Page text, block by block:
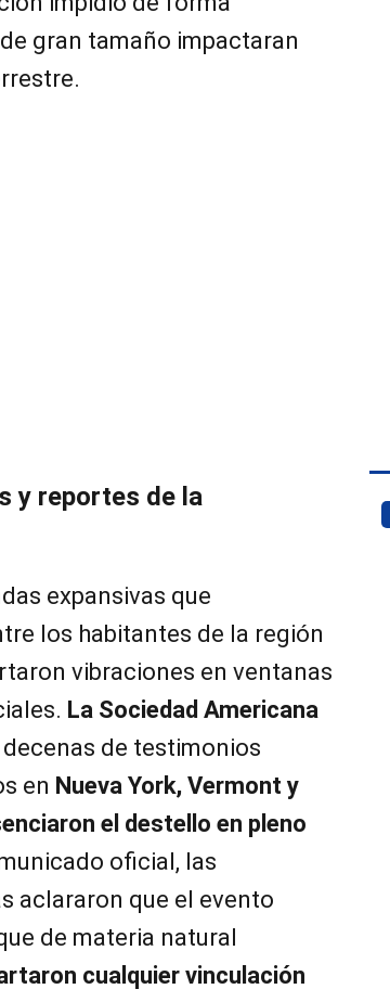
gran tamaño impactaran
y reportes de la
expansivas que
los habitantes de la región
vibraciones en ventanas
La Sociedad Americana
de testimonios
en Nueva York, Vermont y
el destello en pleno
oficial, las
aclararon que el evento
de materia natural
cualquier vinculación